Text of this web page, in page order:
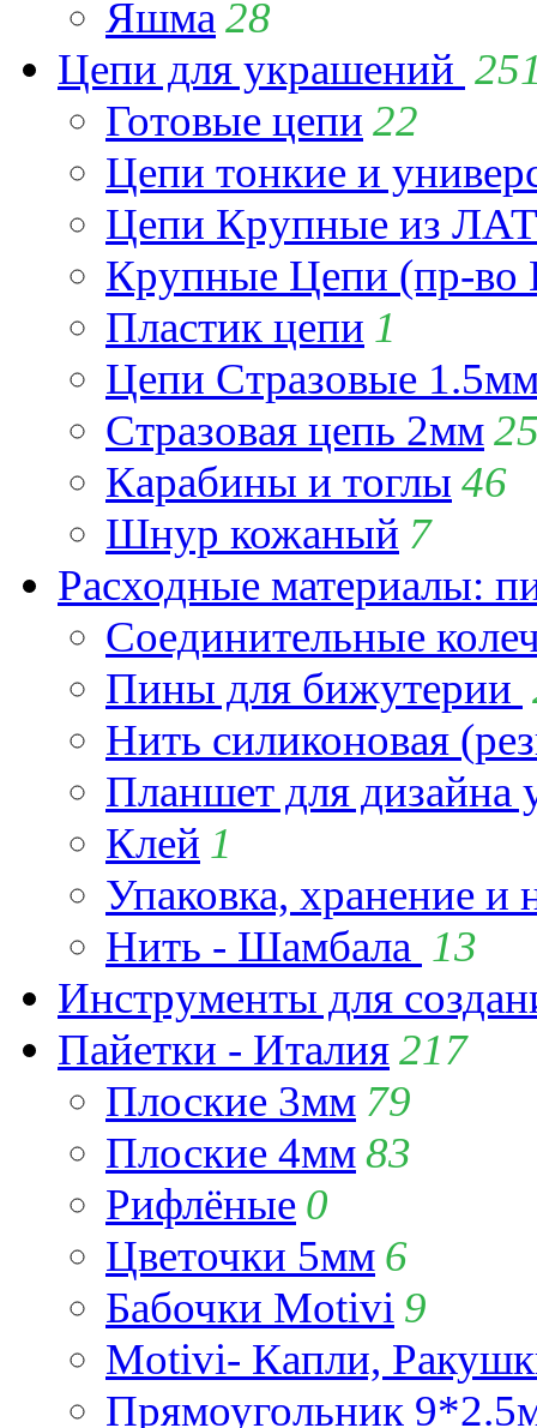
Яшма 28
Цепи для украшений
Готовые цепи 22
Цепи тонкие и
Цепи Крупные из
Крупные Цепи (пр-во
Пластик цепи 1
Цепи Стразовые
Стразовая цепь 2мм
Карабины и тоглы 46
Шнур кожаный 7
Расходные материалы:
Соединительные
Пины для бижутерии
Нить силиконовая
Планшет для
Клей 1
Упаковка, хранение и
Нить - Шамбала 13
Инструменты для
Пайетки - Италия217
Плоские 3мм 79
Плоские 4мм83
Рифлёные 0
Цветочки 5мм 6
Бабочки Motivi 9
Motivi- Капли,
Прямоугольник